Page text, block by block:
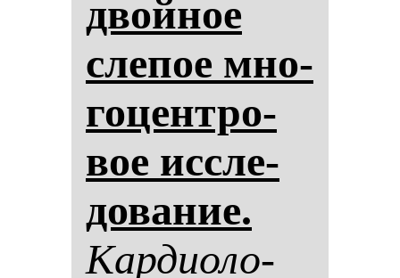
двой­ное
сле­пое мно­
го­цен­тро­
вое ис­сле­
до­ва­ние.
Кар­ди­оло­